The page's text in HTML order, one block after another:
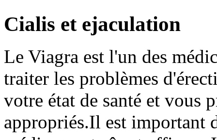
Cialis et ejaculation
Le Viagra est l'un des
traiter les problèmes
votre état de santé et vous
appropriés.Il est important